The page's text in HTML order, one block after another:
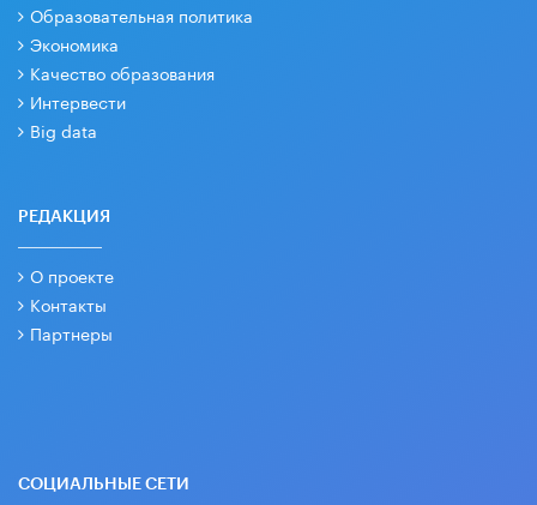
Образовательная политика
Экономика
Качество образования
Интервести
Big data
РЕДАКЦИЯ
О проекте
Контакты
Партнеры
СОЦИАЛЬНЫЕ СЕТИ